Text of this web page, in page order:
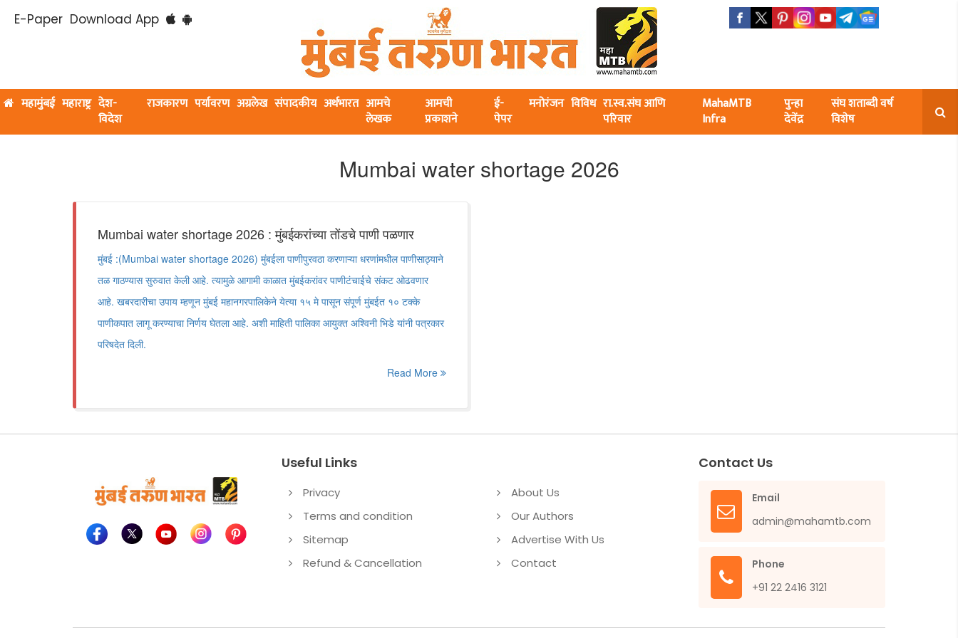
E-Paper Download App
महामुंबई महाराष्ट्र देश-
विदेश
राजकारण पर्यावरण अग्रलेख संपादकीय अर्थभारत आमचे
लेखक
आमची
प्रकाशने
ई-
पेपर
मनोरंजन विविध रा.स्व.संघ आणि
परिवार
MahaMTB
Infra
पुन्हा
देवेंद्र
संघ शताब्दी वर्ष
विशेष
Mumbai water shortage 2026
Mumbai water shortage 2026 : मुंबईकरांच्या तोंडचे पाणी पळणार
मुंबई :(Mumbai water shortage 2026) मुंबईला पाणीपुरवठा करणाऱ्या धरणांमधील पाणीसाठ्याने
तळ गाठण्यास सुरुवात केली आहे. त्यामुळे आगामी काळात मुंबईकरांवर पाणीटंचाईचे संकट ओढवणार
आहे. खबरदारीचा उपाय म्हणून मुंबई महानगरपालिकेने येत्या १५ मे पासून संपूर्ण मुंबईत १० टक्के
पाणीकपात लागू करण्याचा निर्णय घेतला आहे. अशी माहिती पालिका आयुक्त अश्विनी भिडे यांनी पत्रकार
परिषदेत दिली.
Read More
Useful Links
Privacy
Terms and condition
Sitemap
Refund & Cancellation
About Us
Our Authors
Advertise With Us
Contact
Contact Us
Email
admin@mahamtb.com
Phone
+91 22 2416 3121